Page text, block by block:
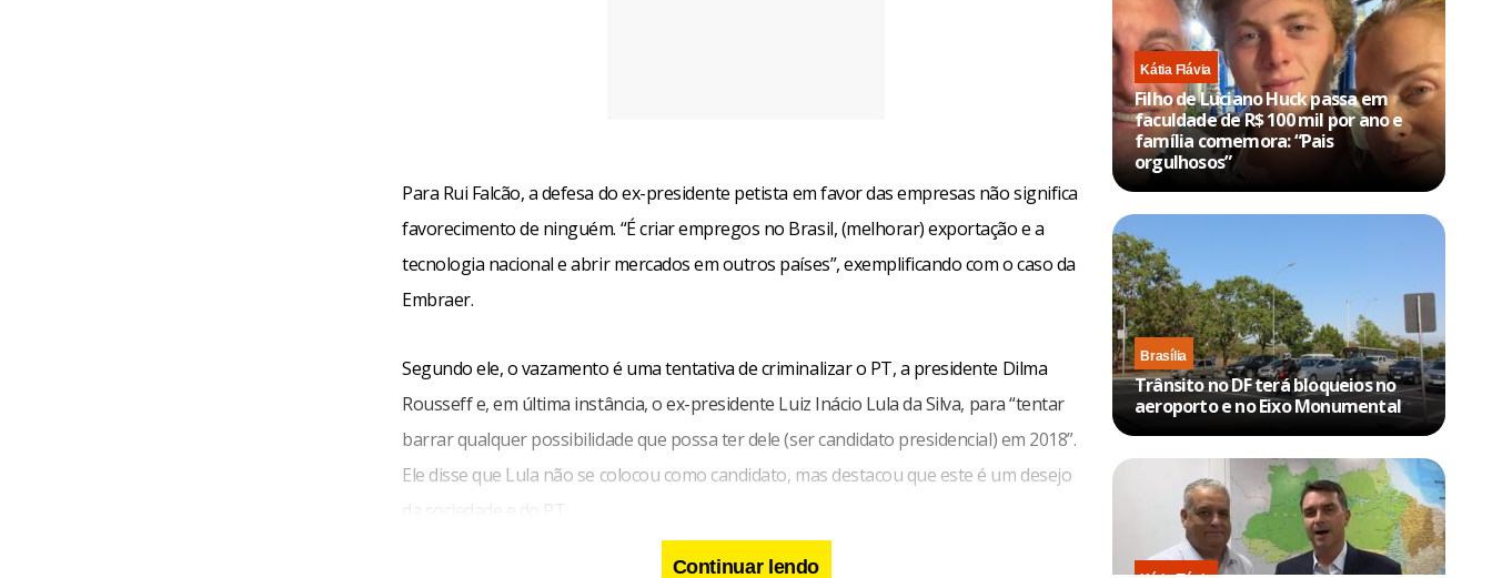
Para Rui Falcão, a defesa do ex-presidente petista em favor das empresas não significa
favorecimento de ninguém. “É criar empregos no Brasil, (melhorar) exportação e a
tecnologia nacional e abrir mercados em outros países”, exemplificando com o caso da
Embraer.
Segundo ele, o vazamento é uma tentativa de criminalizar o PT, a presidente Dilma
Rousseff e, em última instância, o ex-presidente Luiz Inácio Lula da Silva, para “tentar
barrar qualquer possibilidade que possa ter dele (ser candidato presidencial) em 2018”.
Ele disse que Lula não se colocou como candidato, mas destacou que este é um desejo
da sociedade e do PT.
Continuar lendo
Kátia Flávia
Filho de Luciano Huck passa em
faculdade de R$ 100 mil por ano e
família comemora: “Pais
orgulhosos”
Brasília
Trânsito no DF terá bloqueios no
aeroporto e no Eixo Monumental